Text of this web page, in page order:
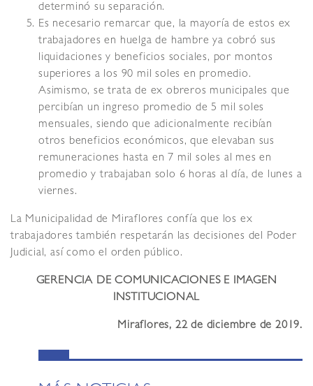
determinó su separación.
Es necesario remarcar que, la mayoría de estos ex
trabajadores en huelga de hambre ya cobró sus
liquidaciones y beneficios sociales, por montos
superiores a los 90 mil soles en promedio.
Asimismo, se trata de ex obreros municipales que
percibían un ingreso promedio de 5 mil soles
mensuales, siendo que adicionalmente recibían
otros beneficios económicos, que elevaban sus
remuneraciones hasta en 7 mil soles al mes en
promedio y trabajaban solo 6 horas al día, de lunes a
viernes.
La Municipalidad de Miraflores confía que los ex
trabajadores también respetarán las decisiones del Poder
Judicial, así como el orden público.
GERENCIA DE COMUNICACIONES E IMAGEN
INSTITUCIONAL
Miraflores, 22 de diciembre de 2019.